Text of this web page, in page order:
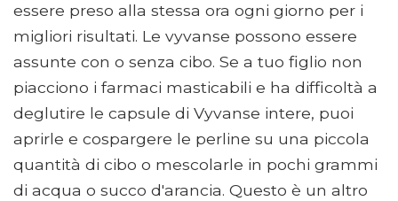
essere preso alla stessa ora ogni giorno per i
migliori risultati. Le vyvanse possono essere
assunte con o senza cibo. Se a tuo figlio non
piacciono i farmaci masticabili e ha difficoltà a
deglutire le capsule di Vyvanse intere, puoi
aprirle e cospargere le perline su una piccola
quantità di cibo o mescolarle in pochi grammi
di acqua o succo d'arancia. Questo è un altro